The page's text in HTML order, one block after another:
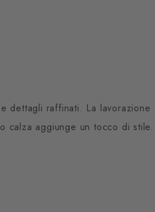
dettagli raffinati. La lavorazione
calza aggiunge un tocco di stile.